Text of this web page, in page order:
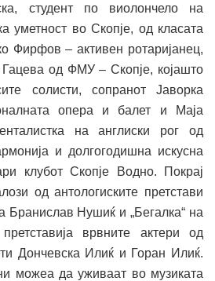
студент по виолончело на
уметност во Скопје, од класата
Фирфов – активен ротаријанец,
од ФМУ – Скопје, којашто
солисти, сопранот Јаворка
опера и балет и Маја
на англиски рог од
и долгогодишна искусна
клубот Скопје Водно. Покрај
од антологиските претстави
Бранислав Нушиќ и „Бегалка“ на
врвните актери од
Дончевска Илиќ и Горан Илиќ.
можеа да уживаат во музиката